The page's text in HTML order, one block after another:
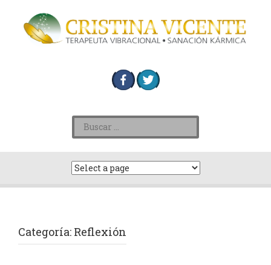
Categoría: Reflexión